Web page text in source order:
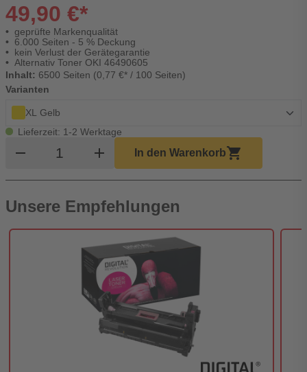
49,90 €*
geprüfte Markenqualität
6.000 Seiten - 5 % Deckung
kein Verlust der Gerätegarantie
Alternativ Toner OKI 46490605
Inhalt: 6500 Seiten (0,77 €* / 100 Seiten)
Varianten
XL Gelb
Lieferzeit: 1-2 Werktage
remove Produkt Warenkorb Menge
add In den Warenkorbshopping_cart
Unsere Empfehlungen